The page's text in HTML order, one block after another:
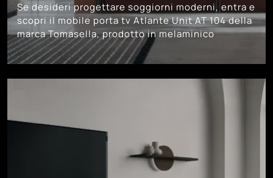
Se desideri progettare soggiorni moderni, entra e
scopri il mobile porta tv Atlante Unit AT 104 della
marca Tomasella, prodotto in melaminico